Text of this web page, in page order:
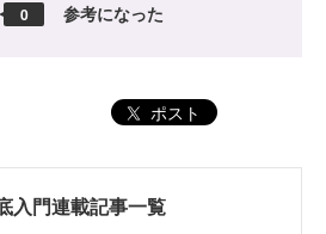
0 参考になった
ポスト
入門連載記事一覧